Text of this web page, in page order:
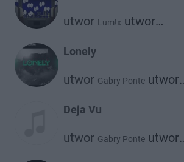
utwor Lum!x utwor
Lonely
utwor Gabry Ponte utwor
Deja Vu
utwor Gabry Ponte utwor